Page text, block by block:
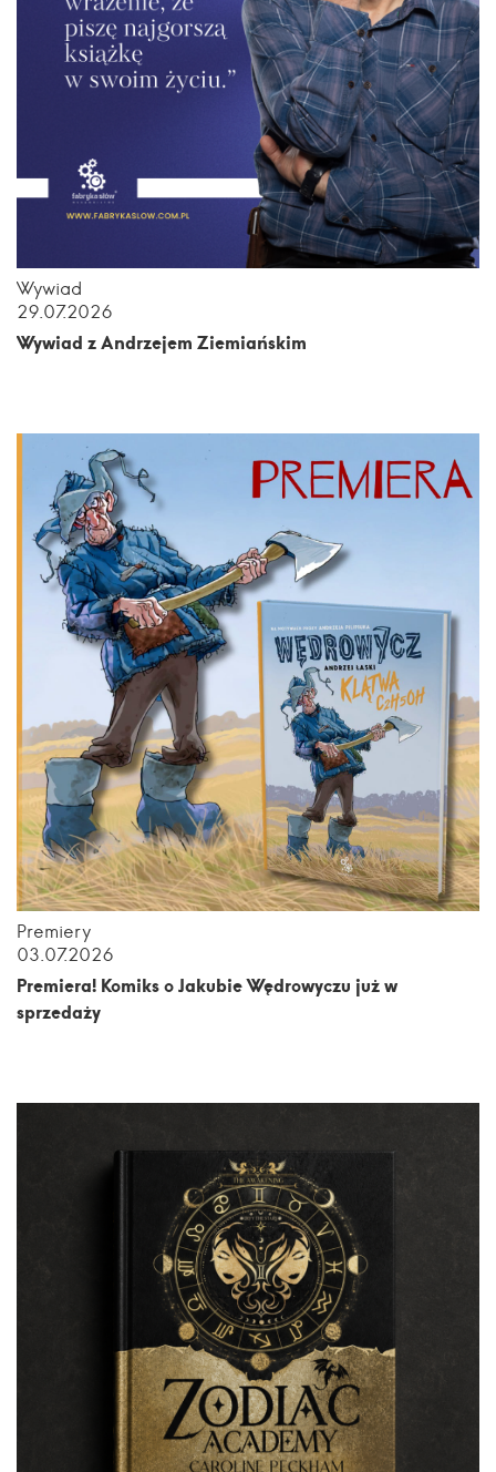
Wywiad
29.07.2026
Wywiad z Andrzejem Ziemiańskim
Premiery
03.07.2026
Premiera! Komiks o Jakubie Wędrowyczu już w
sprzedaży